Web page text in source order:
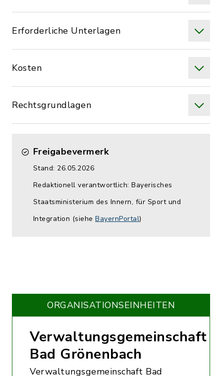
Erforderliche Unterlagen
Kosten
Rechtsgrundlagen
Freigabevermerk
Stand: 26.05.2026
Redaktionell verantwortlich: Bayerisches
Staatsministerium des Innern, für Sport und
Integration (siehe BayernPortal)
ORGANISATIONS­EINHEITEN
Verwaltungsgemeinschaft
Bad Grönenbach
Verwaltungsgemeinschaft Bad